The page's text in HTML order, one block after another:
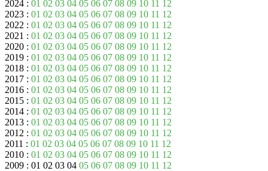
2024 : 01 02 03 04 05 06 07 08 09 10 11 12
2023 : 01 02 03 04 05 06 07 08 09 10 11 12
2022 : 01 02 03 04 05 06 07 08 09 10 11 12
2021 : 01 02 03 04 05 06 07 08 09 10 11 12
2020 : 01 02 03 04 05 06 07 08 09 10 11 12
2019 : 01 02 03 04 05 06 07 08 09 10 11 12
2018 : 01 02 03 04 05 06 07 08 09 10 11 12
2017 : 01 02 03 04 05 06 07 08 09 10 11 12
2016 : 01 02 03 04 05 06 07 08 09 10 11 12
2015 : 01 02 03 04 05 06 07 08 09 10 11 12
2014 : 01 02 03 04 05 06 07 08 09 10 11 12
2013 : 01 02 03 04 05 06 07 08 09 10 11 12
2012 : 01 02 03 04 05 06 07 08 09 10 11 12
2011 : 01 02 03 04 05 06 07 08 09 10 11 12
2010 : 01 02 03 04 05 06 07 08 09 10 11 12
2009 : 01 02 03 04 05 06 07 08 09 10 11 12